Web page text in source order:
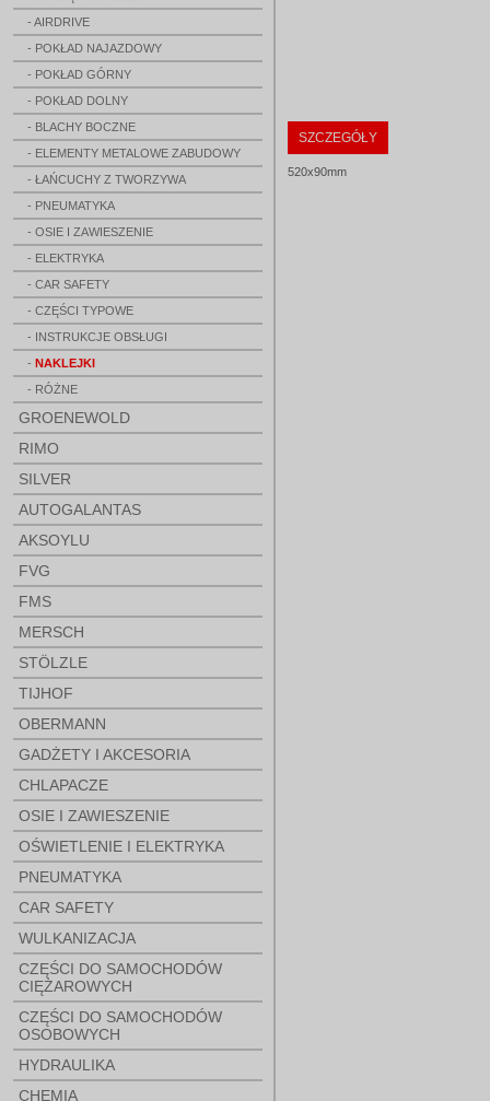
- AIRDRIVE
- POKŁAD NAJAZDOWY
- POKŁAD GÓRNY
- POKŁAD DOLNY
- BLACHY BOCZNE
- ELEMENTY METALOWE ZABUDOWY
- ŁAŃCUCHY Z TWORZYWA
- PNEUMATYKA
- OSIE I ZAWIESZENIE
- ELEKTRYKA
- CAR SAFETY
- CZĘŚCI TYPOWE
- INSTRUKCJE OBSŁUGI
- NAKLEJKI
- RÓŻNE
GROENEWOLD
RIMO
SILVER
AUTOGALANTAS
AKSOYLU
FVG
FMS
MERSCH
STÖLZLE
TIJHOF
OBERMANN
GADŻETY I AKCESORIA
CHLAPACZE
OSIE I ZAWIESZENIE
OŚWIETLENIE I ELEKTRYKA
PNEUMATYKA
CAR SAFETY
WULKANIZACJA
CZĘŚCI DO SAMOCHODÓW
CIĘŻAROWYCH
CZĘŚCI DO SAMOCHODÓW
OSOBOWYCH
HYDRAULIKA
CHEMIA
SZCZEGÓŁY
520x90mm